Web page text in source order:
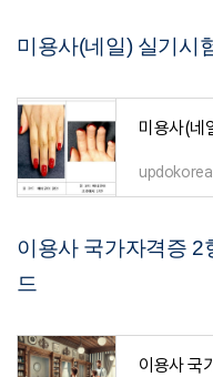
미용사(네일) 실기시
이용사 국가자격증 2
드